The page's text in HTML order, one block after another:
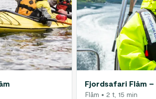
Fjordsafari Flåm –
Flåm • 2 t, 15 min